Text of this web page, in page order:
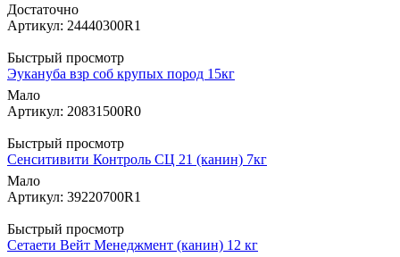
Достаточно
Артикул: 24440300R1
Быстрый просмотр
Эукануба взр соб крупых пород 15кг
Мало
Артикул: 20831500R0
Быстрый просмотр
Сенситивити Контроль СЦ 21 (канин) 7кг
Мало
Артикул: 39220700R1
Быстрый просмотр
Сетаети Вейт Менеджмент (канин) 12 кг